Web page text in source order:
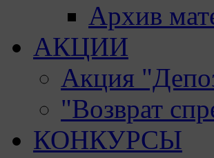
Архив
АКЦИИ
Акция
"Возврат
КОНКУРСЫ